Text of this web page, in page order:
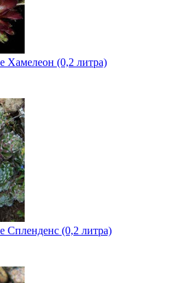
Хамелеон (0,2 литра)
Спленденс (0,2 литра)